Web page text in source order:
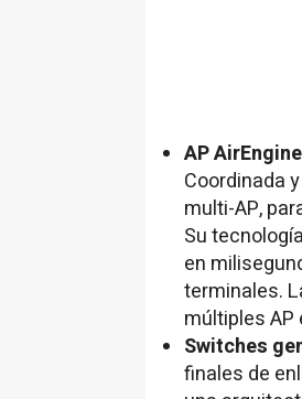
AP
Coordinada
multi-AP,
Su
en
terminales.
múltiples AP
Switches
finales de